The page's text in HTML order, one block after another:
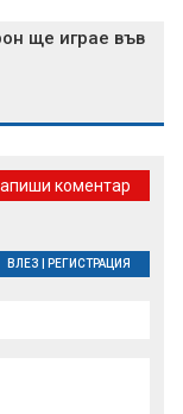
ще играе във
коментар
ВЛЕЗ РЕГИСТРАЦИЯ